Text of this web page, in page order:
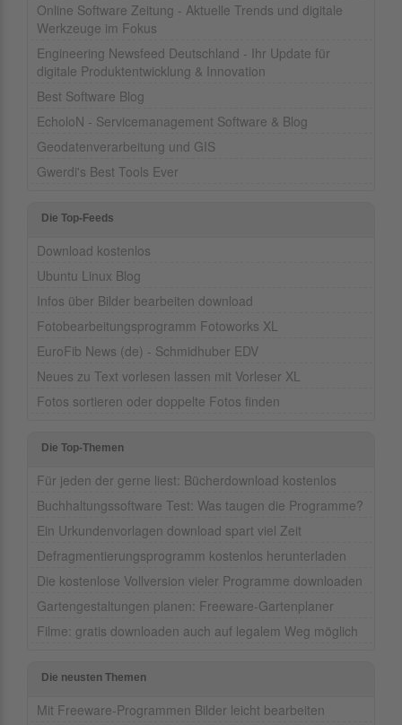
Online Software Zeitung - Aktuelle Trends und digitale
Werkzeuge im Fokus
Engineering Newsfeed Deutschland - Ihr Update für
digitale Produktentwicklung & Innovation
Best Software Blog
EcholoN - Servicemanagement Software & Blog
Geodatenverarbeitung und GIS
Gwerdi's Best Tools Ever
Die Top-Feeds
Download kostenlos
Ubuntu Linux Blog
Infos über Bilder bearbeiten download
Fotobearbeitungsprogramm Fotoworks XL
EuroFib News (de) - Schmidhuber EDV
Neues zu Text vorlesen lassen mit Vorleser XL
Fotos sortieren oder doppelte Fotos finden
Die Top-Themen
Für jeden der gerne liest: Bücherdownload kostenlos
Buchhaltungssoftware Test: Was taugen die Programme?
Ein Urkundenvorlagen download spart viel Zeit
Defragmentierungsprogramm kostenlos herunterladen
Die kostenlose Vollversion vieler Programme downloaden
Gartengestaltungen planen: Freeware-Gartenplaner
Filme: gratis downloaden auch auf legalem Weg möglich
Die neusten Themen
Mit Freeware-Programmen Bilder leicht bearbeiten